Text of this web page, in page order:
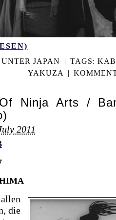
UNTERJAPAN | TAGS:
YAKUZA
|
Ninja Arts /
2011
die